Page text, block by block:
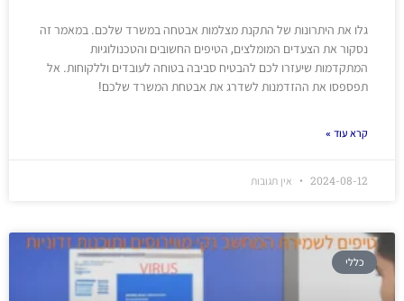
גלו את היתרונות של התקנת מצלמות אבטחה במשרד שלכם. במאמר זה
נסקור את הצעדים המומלצים, הטיפים החשובים והטכנולוגיות
המתקדמות שיעזרו לכם להבטיח סביבה בטוחה לעובדים וללקוחות. אל
תפספסו את ההזדמנות לשדרג את אבטחת המשרד שלכם!
קרא עוד »
2024-08-12 אין תגובות
כללי